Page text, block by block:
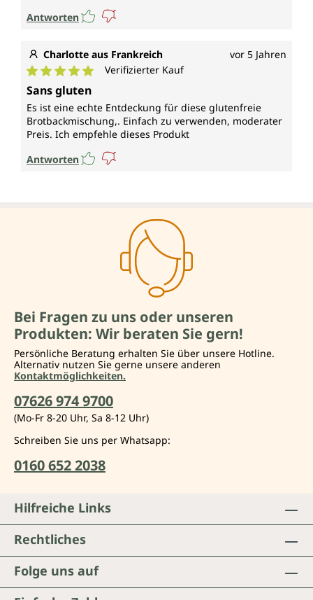
Antworten
Charlotte aus Frankreich vor 5 Jahren
Durchschnittliche Bewertung von 5 von 5 Sternen
Verifizierter Kauf
Sans gluten
Es ist eine echte Entdeckung für diese glutenfreie
Brotbackmischung,. Einfach zu verwenden, moderater
Preis. Ich empfehle dieses Produkt
Antworten
Bei Fragen zu uns oder unseren
Produkten: Wir beraten Sie gern!
Persönliche Beratung erhalten Sie über unsere Hotline.
Alternativ nutzen Sie gerne unsere anderen
Kontaktmöglichkeiten.
07626 974 9700
(Mo-Fr 8-20 Uhr, Sa 8-12 Uhr)
Schreiben Sie uns per Whatsapp:
0160 652 2038
Folge uns auf
Hilfreiche Links
Rechtliches